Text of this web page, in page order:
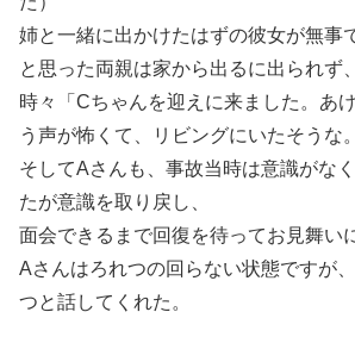
姉と一緒に出かけたはずの彼女が無事
と思った両親は家から出るに出られず、
時々「Cちゃんを迎えに来ました。あ
う声が怖くて、リビングにいたそうな
そしてAさんも、事故当時は意識がな
たが意識を取り戻し、
面会できるまで回復を待ってお見舞い
Aさんはろれつの回らない状態ですが
つと話してくれた。